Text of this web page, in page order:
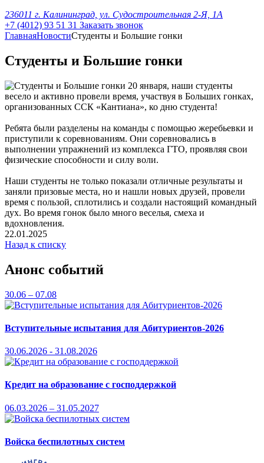
236011 г. Калининград, ул. Судостроительная 2-Я, 1А
+7 (4012) 93 51 31 Заказать звонок
ГлавнаяНовостиСтуденты и Большие гонки
Студенты и Большие гонки
20 января, наши студенты
весело и активно провели время, участвуя в Больших гонках,
организованных ССК «Кантиана», ко дню студента!
Ребята были разделены на команды с помощью жеребьевки и
приступили к соревнованиям. Они соревновались в
выполнении упражнений из комплекса ГТО, проявляя свои
физические способности и силу воли.
Наши студенты не только показали отличные результаты и
заняли призовые места, но и нашли новых друзей, провели
время с пользой, сплотились и создали настоящий командный
дух. Во время гонок было много веселья, смеха и
вдохновления.
22.01.2025
Назад к списку
Анонс событий
30.06 – 07.08
Вступительные испытания для Абитуриентов-2026
30.06.2026 - 31.08.2026
Кредит на образование с господдержкой
06.03.2026 – 31.05.2027
Войска беспилотных систем